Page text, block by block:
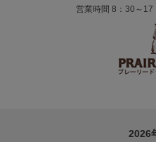
営業時間 8：30～17
2026